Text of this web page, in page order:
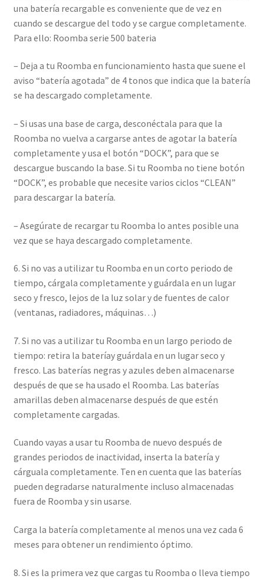
una batería recargable es conveniente que de vez en
cuando se descargue del todo y se cargue completamente.
Para ello: Roomba serie 500 bateria
– Deja a tu Roomba en funcionamiento hasta que suene el
aviso “batería agotada” de 4 tonos que indica que la batería
se ha descargado completamente.
– Si usas una base de carga, desconéctala para que la
Roomba no vuelva a cargarse antes de agotar la batería
completamente y usa el botón “DOCK”, para que se
descargue buscando la base. Si tu Roomba no tiene botón
“DOCK”, es probable que necesite varios ciclos “CLEAN”
para descargar la batería.
– Asegúrate de recargar tu Roomba lo antes posible una
vez que se haya descargado completamente.
6. Si no vas a utilizar tu Roomba en un corto periodo de
tiempo, cárgala completamente y guárdala en un lugar
seco y fresco, lejos de la luz solar y de fuentes de calor
(ventanas, radiadores, máquinas…)
7. Si no vas a utilizar tu Roomba en un largo periodo de
tiempo: retira la bateríay guárdala en un lugar seco y
fresco. Las baterías negras y azules deben almacenarse
después de que se ha usado el Roomba. Las baterías
amarillas deben almacenarse después de que estén
completamente cargadas.
Cuando vayas a usar tu Roomba de nuevo después de
grandes periodos de inactividad, inserta la batería y
cárguala completamente. Ten en cuenta que las baterías
pueden degradarse naturalmente incluso almacenadas
fuera de Roomba y sin usarse.
Carga la batería completamente al menos una vez cada 6
meses para obtener un rendimiento óptimo.
8. Si es la primera vez que cargas tu Roomba o lleva tiempo